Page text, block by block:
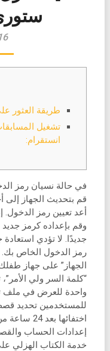
16
طريقة العثور
تشغيل
انستقرام:
في حالة نسيان رمز
أعد تعيين رمز
وقم بإعداده كرمز جديد
جديدًا. لا تؤدي
رمز الدخول الخاص بك.
الجهاز” على جهاز
“كلمة السر ولي
واحدة للعرض في ملف
للمستخدمين تحديد
اختفائها
إعدادات الحساب
خدمة الكتاب الهزلي